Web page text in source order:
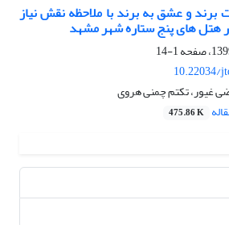
برند و عشق به برند با ملاحظه نقش نیاز
هتل های پنج ستاره شهر مشهد
1-14
10.22034/
غیور، تکتم چمنی هروی
475.86 K